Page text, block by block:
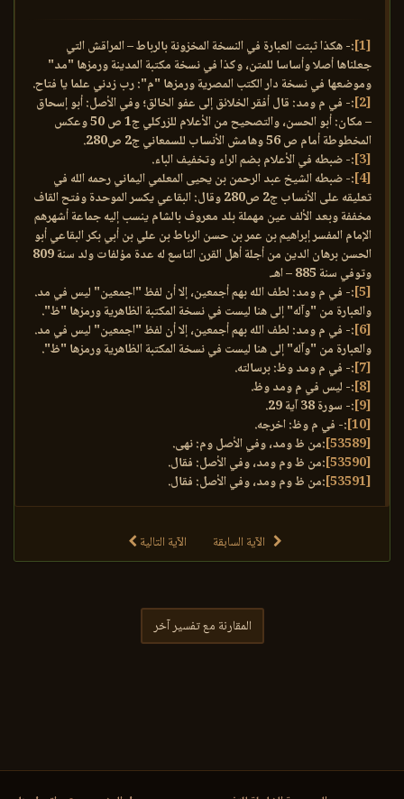
[1] :- هكذا ثبتت العبارة في النسخة المخزونة بالرباط – المراقش التي
جعلناها أصلا وأساسا للمتن، وكذا في نسخة مكتبة المدينة ورمزها "مد"
وموضعها في نسخة دار الكتب المصرية ورمزها "م": رب زدني علما يا فتاح.
[2] :- في م ومد: قال أفقر الخلائق إلى عفو الخالق؛ وفي الأصل: أبو إسحاق
– مكان: أبو الحسن، والتصحيح من الأعلام للزركلي ج1 ص 50 وعكس
المخطوطة أمام ص 56 وهامش الأنساب للسمعاني ج2 ص280.
[3] :- ضبطه في الأعلام بضم الراء وتخفيف الباء.
[4] :- ضبطه الشيخ عبد الرحمن بن يحيى المعلمي اليماني رحمه الله في
تعليقه على الأنساب ج2 ص280 وقال: البقاعي يكسر الموحدة وفتح القاف
مخففة وبعد الألف عين مهملة بلد معروف بالشام ينسب إليه جماعة أشهرهم
الإمام المفسر إبراهيم بن عمر بن حسن الرباط بن علي بن أبي بكر البقاعي أبو
الحسن برهان الدين من أجلة أهل القرن التاسع له عدة مؤلفات ولد سنة 809
وتوفي سنة 885 – اهـ.
[5] :- في م ومد: لطف الله بهم أجمعين، إلا أن لفظ "اجمعين" ليس في مد.
والعبارة من "وآله" إلى هنا ليست في نسخة المكتبة الظاهرية ورمزها "ظ".
[6] :- في م ومد: لطف الله بهم أجمعين، إلا أن لفظ "اجمعين" ليس في مد.
والعبارة من "وآله" إلى هنا ليست في نسخة المكتبة الظاهرية ورمزها "ظ".
[7] :- في م ومد وظ: برسالته.
[8] :- ليس في م ومد وظ.
[9] :- سورة 38 آية 29.
[10]
:- في م وظ: اخرجه.
[53589]
:من ظ ومد، وفي الأصل وم: نهى.
[53590]
:من ظ وم ومد، وفي الأصل: فقال.
[53591]
:من ظ وم ومد، وفي الأصل: فقال.
الآية السابقة الآية التالية
المقارنة مع تفسير آخر